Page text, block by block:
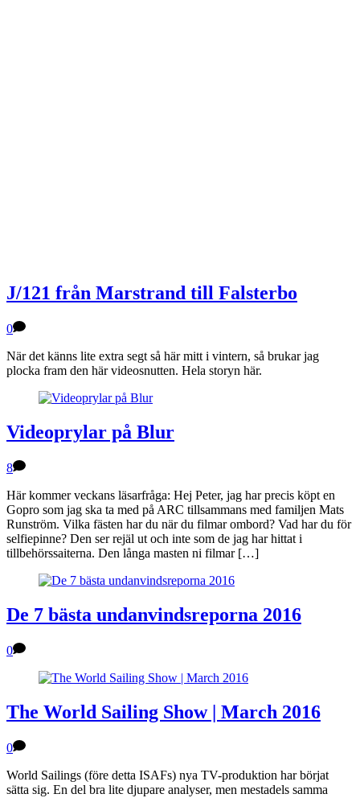
J/121 från Marstrand till Falsterbo
0
När det känns lite extra segt så här mitt i vintern, så brukar jag
plocka fram den här videosnutten. Hela storyn här.
Videoprylar på Blur
8
Här kommer veckans läsarfråga: Hej Peter, jag har precis köpt en
Gopro som jag ska ta med på ARC tillsammans med familjen Mats
Runström. Vilka fästen har du när du filmar ombord? Vad har du för
selfiepinne? Den ser rejäl ut och inte som de jag har hittat i
tillbehörssaiterna. Den långa masten ni filmar […]
De 7 bästa undanvindsreporna 2016
0
The World Sailing Show | March 2016
0
World Sailings (före detta ISAFs) nya TV-produktion har börjat
sätta sig. En del bra lite djupare analyser, men mestadels samma